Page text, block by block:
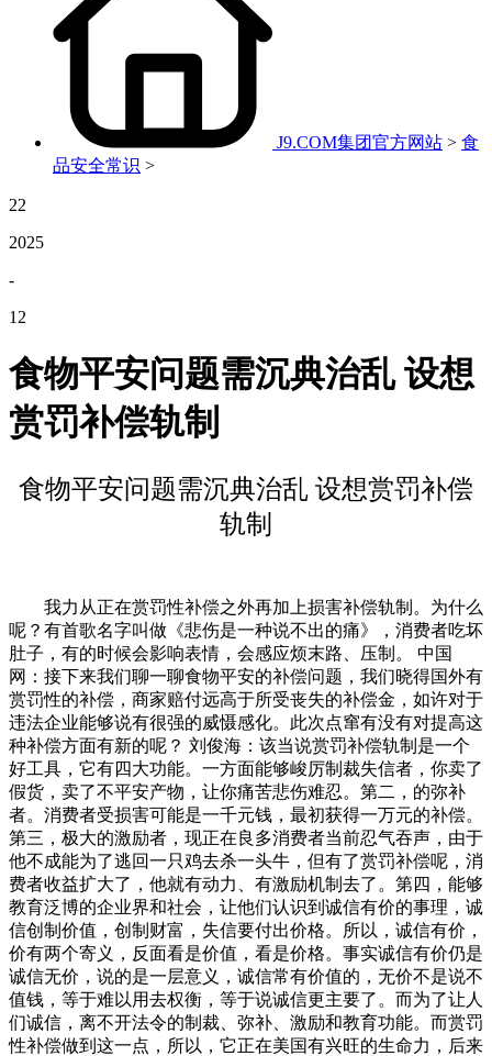
J9.COM集团官方网站 > 食
品安全常识 >
22
2025
-
12
食物平安问题需沉典治乱 设想
赏罚补偿轨制
食物平安问题需沉典治乱 设想赏罚补偿
轨制
我力从正在赏罚性补偿之外再加上损害补偿轨制。为什么
呢？有首歌名字叫做《悲伤是一种说不出的痛》，消费者吃坏
肚子，有的时候会影响表情，会感应烦末路、压制。 中国
网：接下来我们聊一聊食物平安的补偿问题，我们晓得国外有
赏罚性的补偿，商家赔付远高于所受丧失的补偿金，如许对于
违法企业能够说有很强的威慑感化。此次点窜有没有对提高这
种补偿方面有新的呢？ 刘俊海：该当说赏罚补偿轨制是一个
好工具，它有四大功能。一方面能够峻厉制裁失信者，你卖了
假货，卖了不平安产物，让你痛苦悲伤难忍。第二，的弥补
者。消费者受损害可能是一千元钱，最初获得一万元的补偿。
第三，极大的激励者，现正在良多消费者当前忍气吞声，由于
他不成能为了逃回一只鸡去杀一头牛，但有了赏罚补偿呢，消
费者收益扩大了，他就有动力、有激励机制去了。第四，能够
教育泛博的企业界和社会，让他们认识到诚信有价的事理，诚
信创制价值，创制财富，失信要付出价格。所以，诚信有价，
价有两个寄义，反面看是价值，看是价格。事实诚信有价仍是
诚信无价，说的是一层意义，诚信常有价值的，无价不是说不
值钱，等于难以用去权衡，等于说诚信更主要了。而为了让人
们诚信，离不开法令的制裁、弥补、激励和教育功能。而赏罚
性补偿做到这一点，所以，它正在美国有兴旺的生命力，后来